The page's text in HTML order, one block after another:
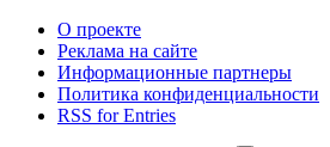
О проекте
Реклама на сайте
Информационные партнеры
Политика конфиденциальности
RSS for Entries